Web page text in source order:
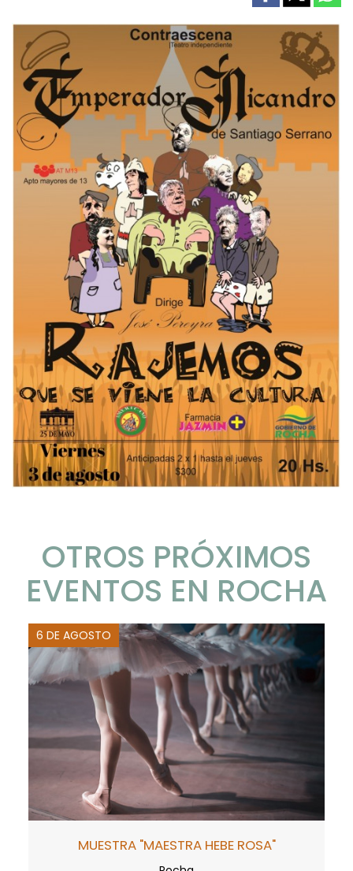
OTROS PRÓXIMOS
EVENTOS EN ROCHA
6 DE AGOSTO
MUESTRA "MAESTRA HEBE ROSA"